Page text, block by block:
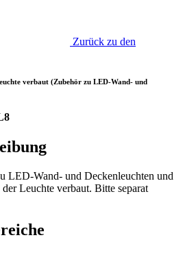
Zurück zu den
verbaut (Zubehör zu LED-Wand- und
LED-Wand- und Deckenleuchten und
Leuchte verbaut. Bitte separat